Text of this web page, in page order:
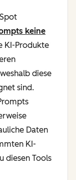
keine
KI-Produkte
diese
sind.
Daten
KI-
diesen Tools